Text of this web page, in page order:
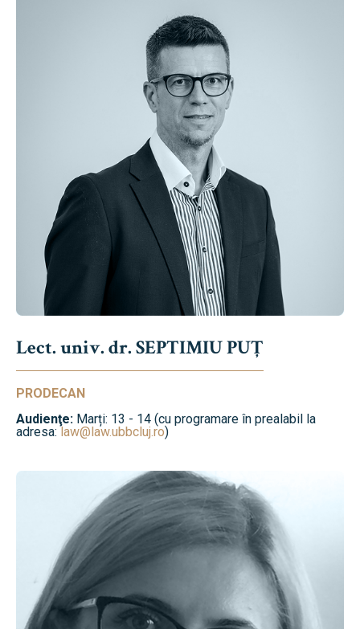
Lect. univ. dr. SEPTIMIU PUȚ
PRODECAN
Audienţe: Marți: 13 - 14 (cu programare în prealabil la
adresa:law@law.ubbcluj.ro)